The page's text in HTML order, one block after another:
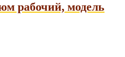
рабочий, модель